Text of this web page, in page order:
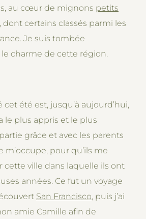
au cœur de mignons petits
, dont certains classés parmi les
Je suis tombée
charme de cette région.
cet été est, jusqu’à aujourd’hui,
le plus appris et le plus
grâce et avec les parents
pour qu’ils me
cette ville dans laquelle ils ont
années. Ce fut un voyage
San Francisco, puis j’ai
amie Camille afin de